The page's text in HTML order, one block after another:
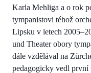
Karla Mehliga a o rok
tympanistovi téhož
Lipsku v letech
und Theater obory
dále vzdělával na
pedagogicky vedl